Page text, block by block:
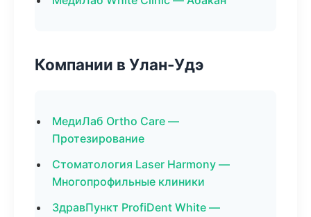
Компании в Улан-Удэ
МедиЛаб Ortho Care —
Протезирование
Стоматология Laser Harmony —
Многопрофильные клиники
ЗдравПункт ProfiDent White —